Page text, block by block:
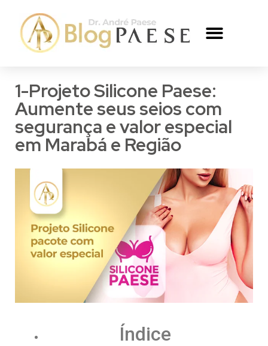
1-Projeto Silicone Paese:
Aumente seus seios com
segurança e valor especial
em Marabá e Região
Índice